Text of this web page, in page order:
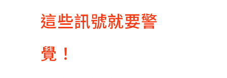
這些訊號就要警
覺！